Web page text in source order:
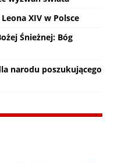
XIV w Polsce
Śnieżnej: Bóg
narodu poszukującego